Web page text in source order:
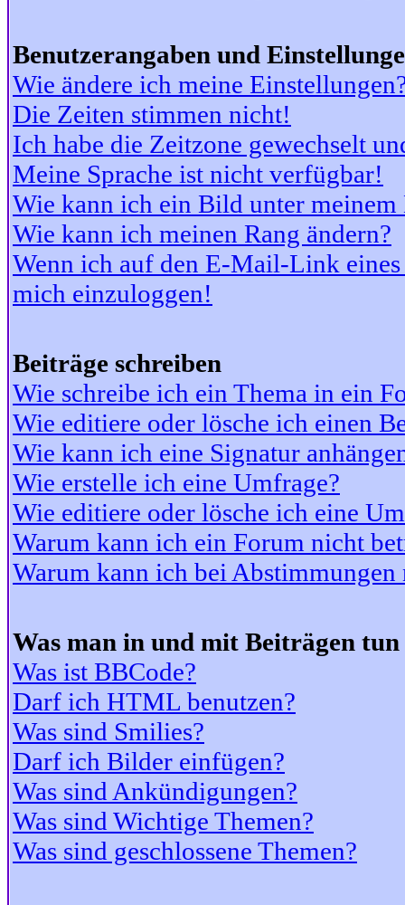
Benutzerangaben und
Wie ändere ich meine
Die Zeiten stimmen nicht!
Ich habe die Zeitzone gewechselt
Meine Sprache ist nicht verfügbar!
Wie kann ich ein Bild unter meinem
Wie kann ich meinen Rang ändern?
Wenn ich auf den E-Mail-Link
mich einzuloggen!
Beiträge schreiben
Wie schreibe ich ein Thema in ein
Wie editiere oder lösche ich einen
Wie kann ich eine Signatur
Wie erstelle ich eine Umfrage?
Wie editiere oder lösche ich eine
Warum kann ich ein Forum nicht
Warum kann ich bei
Was man in und mit Beiträgen
Was ist BBCode?
Darf ich HTML benutzen?
Was sind Smilies?
Darf ich Bilder einfügen?
Was sind Ankündigungen?
Was sind Wichtige Themen?
Was sind geschlossene Themen?